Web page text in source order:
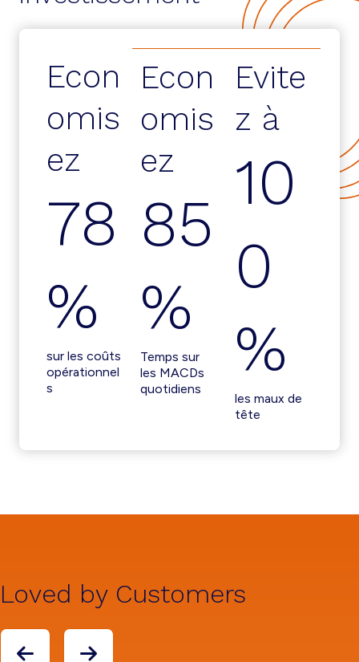
Econ
omis
ez
78
%
sur les coûts
opérationnel
s
Econ
omis
ez
85
%
Temps sur
les MACDs
quotidiens
Evite
z à
10
0
%
les maux de
tête
Loved by Customers